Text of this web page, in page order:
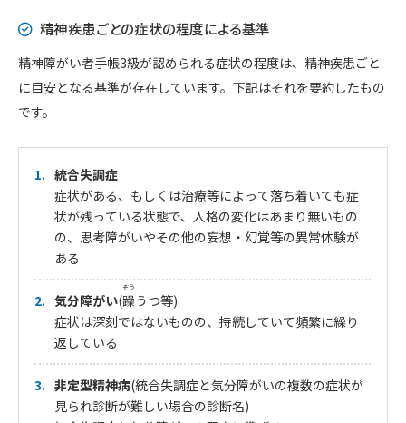
精神疾患ごとの症状の程度による基準
精神障がい者手帳3級が認められる症状の程度は、精神疾患ごと
に目安となる基準が存在しています。下記はそれを要約したもの
です。
統合失調症
症状がある、もしくは治療等によって落ち着いても症
状が残っている状態で、人格の変化はあまり無いもの
の、思考障がいやその他の妄想・幻覚等の異常体験が
ある
気分障がい(躁
そう
うつ等)
症状は深刻ではないものの、持続していて頻繁に繰り
返している
非定型精神病(統合失調症と気分障がいの複数の症状が
見られ診断が難しい場合の診断名)